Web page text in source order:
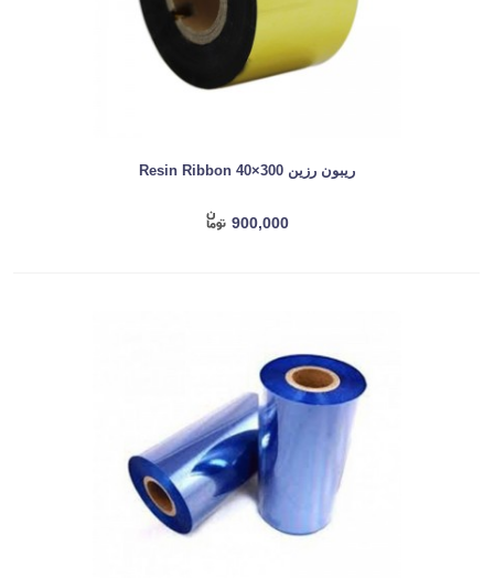
ریبون رزین Resin Ribbon 40×300
900,000